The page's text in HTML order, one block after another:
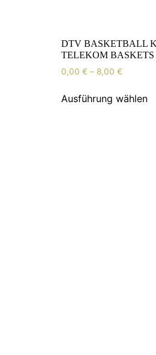
DTV BASKETBALL
TELEKOM BASKETS
0,00 € – 8,00 €
Ausführung wählen